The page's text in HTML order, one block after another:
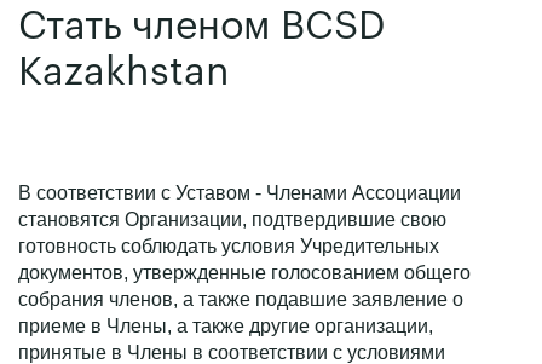
Стать членом BCSD
Kazakhstan
В соответствии с Уставом - Членами Ассоциации
становятся Организации, подтвердившие свою
готовность соблюдать условия Учредительных
документов, утвержденные голосованием общего
собрания членов, а также подавшие заявление о
приеме в Члены, а также другие организации,
принятые в Члены в соответствии с условиями